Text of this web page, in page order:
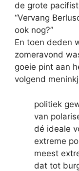
de grote
“Vervang
ook nog?”
En toen deden
zomeravond
goeie pint aan
volgend
politiek
van
dé ideale
extreme
meest
dat tot